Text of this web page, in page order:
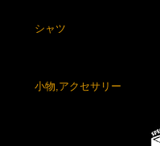
シャツ
小物,アクセサリー